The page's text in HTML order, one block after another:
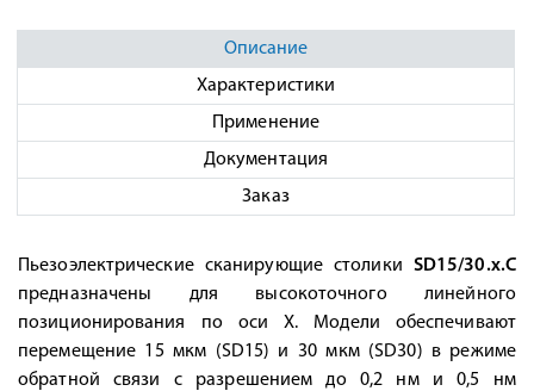
Описание
Характеристики
Применение
Документация
Заказ
Пьезоэлектрические сканирующие столики SD15/30.x.C
предназначены для высокоточного линейного
позиционирования по оси X. Модели обеспечивают
перемещение 15 мкм (SD15) и 30 мкм (SD30) в режиме
обратной связи с разрешением до 0,2 нм и 0,5 нм